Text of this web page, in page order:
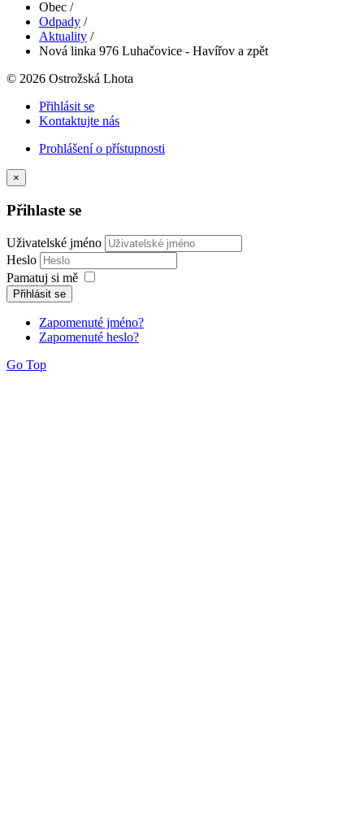
Obec /
Odpady /
Aktuality /
Nová linka 976 Luhačovice - Havířov a zpět
© 2026 Ostrožská Lhota
Přihlásit se
Kontaktujte nás
Prohlášení o přístupnosti
×
Přihlaste se
Uživatelské jméno
Heslo
Pamatuj si mě
Přihlásit se
Zapomenuté jméno?
Zapomenuté heslo?
Go Top